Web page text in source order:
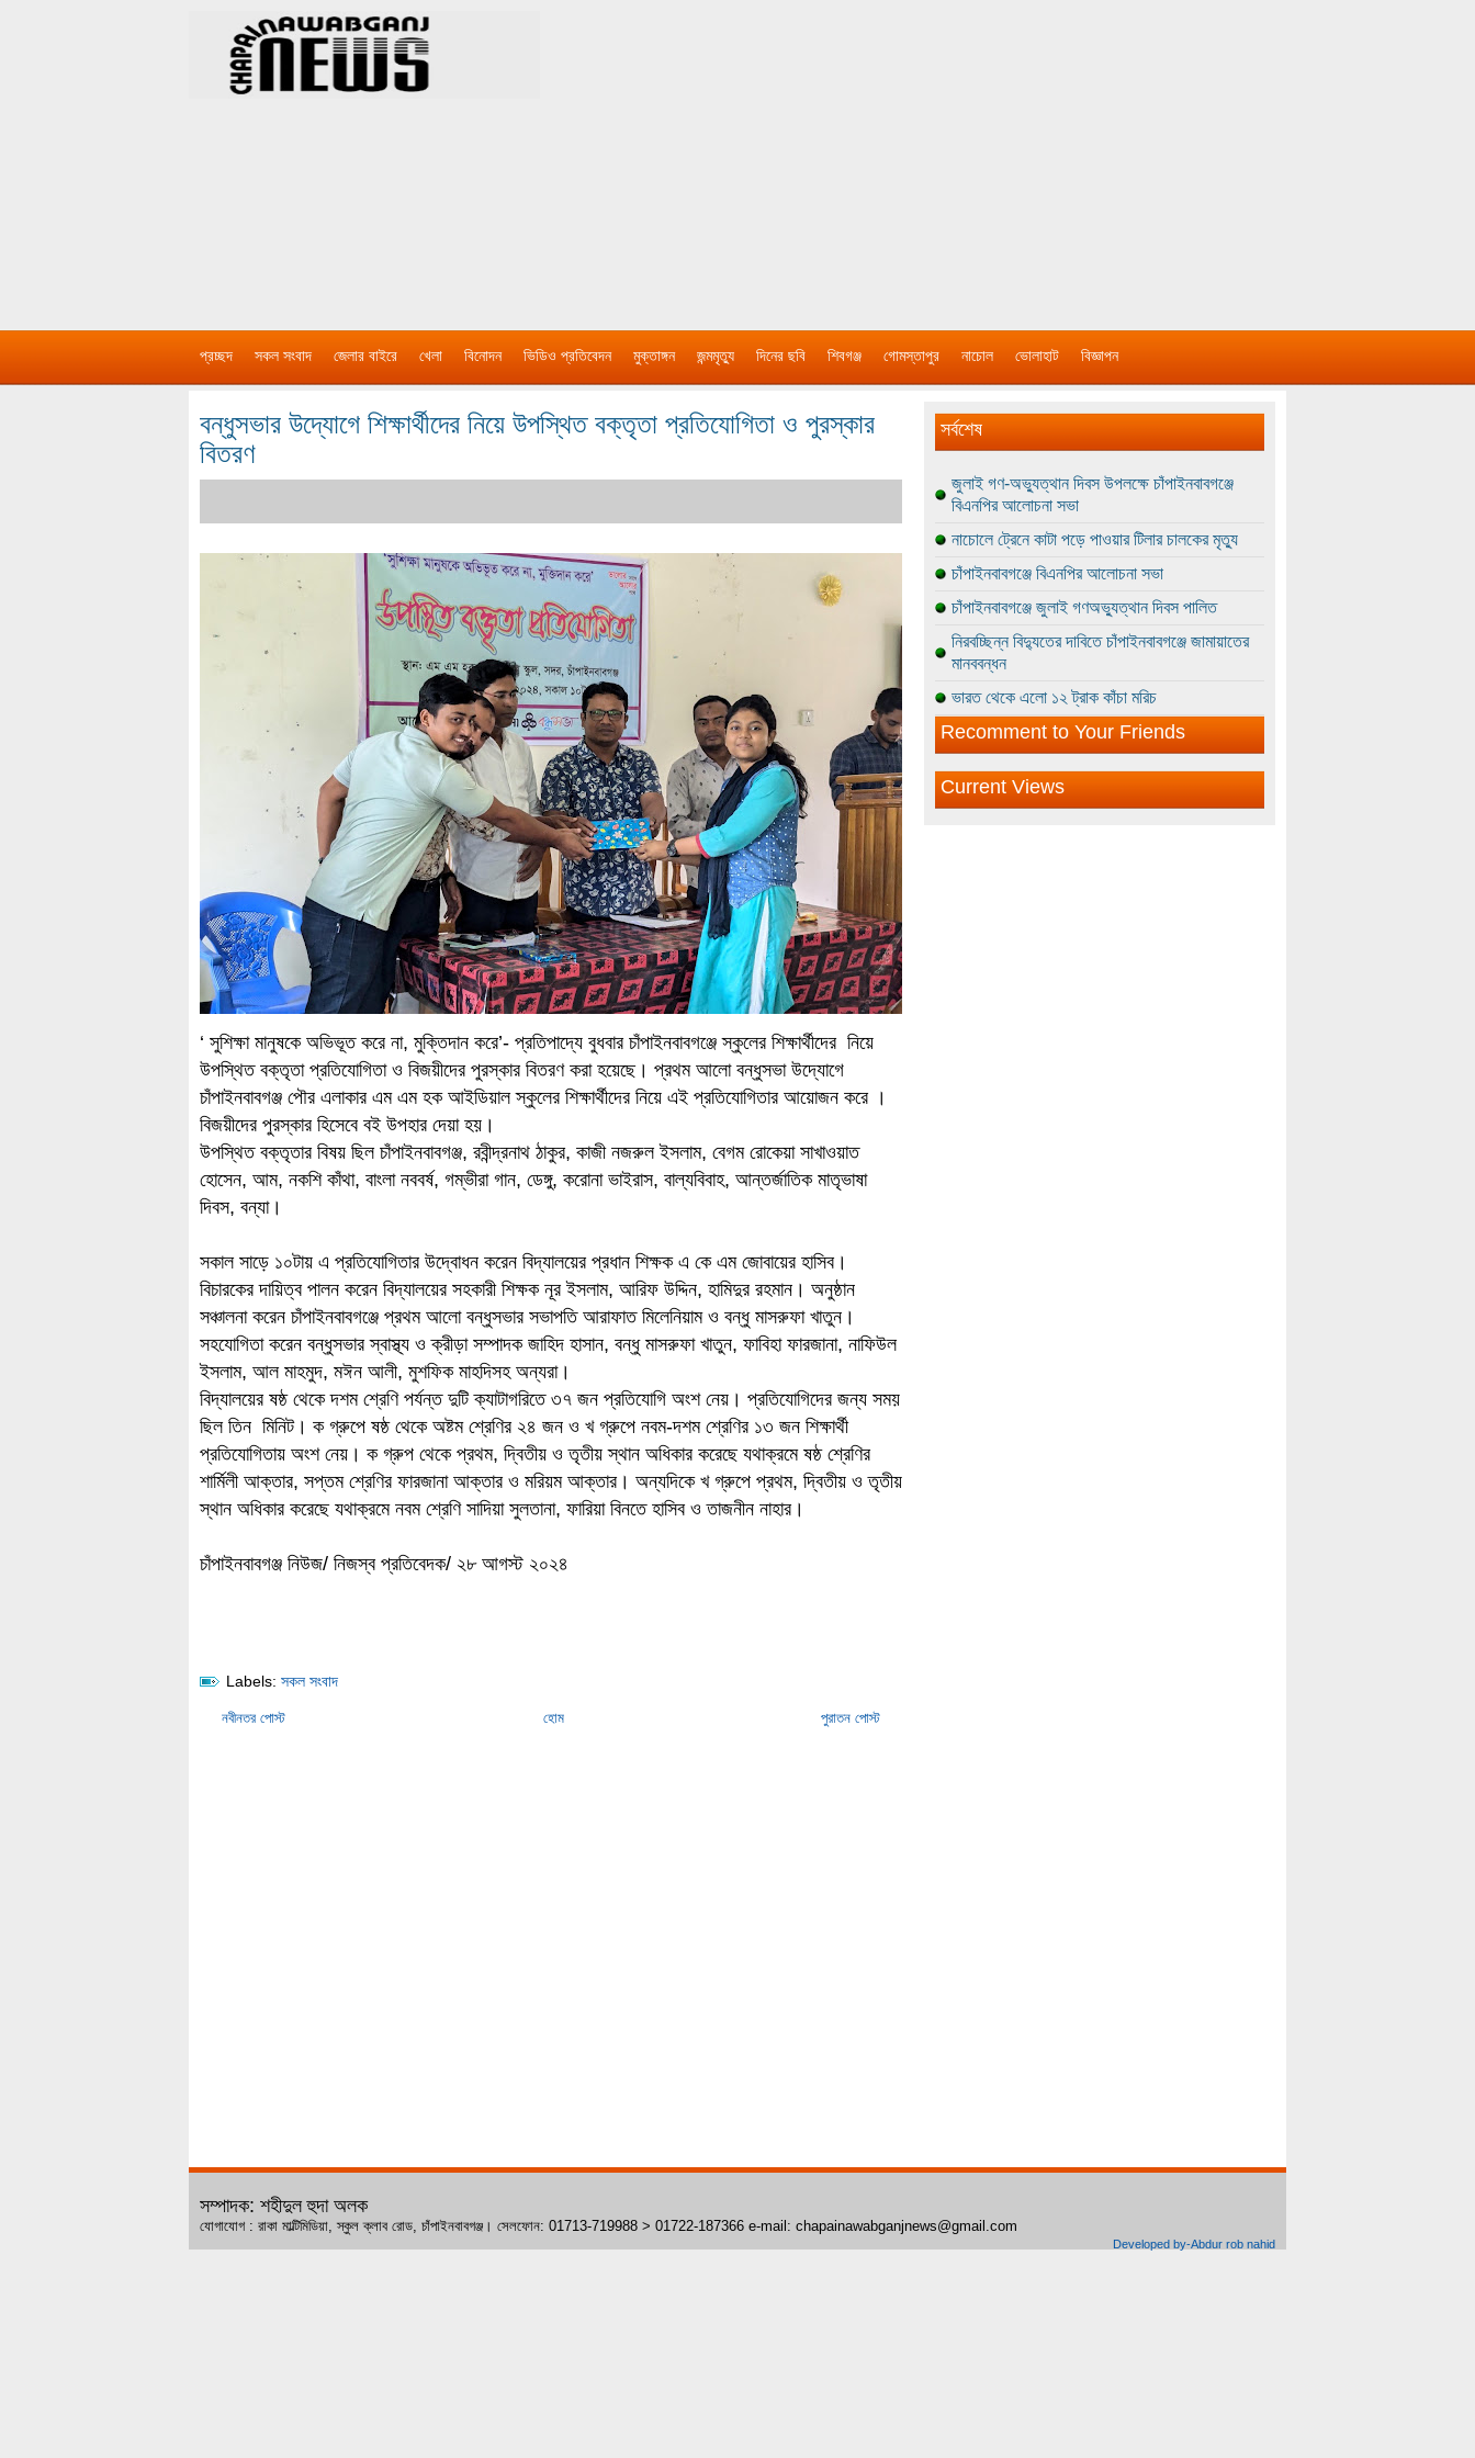
প্রচ্ছদ সকল সংবাদ জেলার বাইরে খেলা বিনোদন ভিডিও প্রতিবেদন মুক্তাঙ্গন জন্মমৃত্যু দিনের ছবি শিবগঞ্জ গোমস্তাপুর নাচোল ভোলাহাট বিজ্ঞাপন
বন্ধুসভার উদ্যোগে শিক্ষার্থীদের নিয়ে উপস্থিত বক্তৃতা প্রতিযোগিতা ও পুরস্কার
বিতরণ
‘ সুশিক্ষা মানুষকে অভিভূত করে না, মুক্তিদান করে’- প্রতিপাদ্যে বুধবার চাঁপাইনবাবগঞ্জে স্কুলের শিক্ষার্থীদের নিয়ে
উপস্থিত বক্তৃতা প্রতিযোগিতা ও বিজয়ীদের পুরস্কার বিতরণ করা হয়েছে। প্রথম আলো বন্ধুসভা উদ্যোগে
চাঁপাইনবাবগঞ্জ পৌর এলাকার এম এম হক আইডিয়াল স্কুলের শিক্ষার্থীদের নিয়ে এই প্রতিযোগিতার আয়োজন করে ।
বিজয়ীদের পুরস্কার হিসেবে বই উপহার দেয়া হয়।
উপস্থিত বক্তৃতার বিষয় ছিল চাঁপাইনবাবগঞ্জ, রবীন্দ্রনাথ ঠাকুর, কাজী নজরুল ইসলাম, বেগম রোকেয়া সাখাওয়াত
হোসেন, আম, নকশি কাঁথা, বাংলা নববর্ষ, গম্ভীরা গান, ডেঙ্গু, করোনা ভাইরাস, বাল্যবিবাহ, আন্তর্জাতিক মাতৃভাষা
দিবস, বন্যা।
সকাল সাড়ে ১০টায় এ প্রতিযোগিতার উদ্বোধন করেন বিদ্যালয়ের প্রধান শিক্ষক এ কে এম জোবায়ের হাসিব।
বিচারকের দায়িত্ব পালন করেন বিদ্যালয়ের সহকারী শিক্ষক নূর ইসলাম, আরিফ উদ্দিন, হামিদুর রহমান। অনুষ্ঠান
সঞ্চালনা করেন চাঁপাইনবাবগঞ্জে প্রথম আলো বন্ধুসভার সভাপতি আরাফাত মিলেনিয়াম ও বন্ধু মাসরুফা খাতুন।
সহযোগিতা করেন বন্ধুসভার স্বাস্থ্য ও ক্রীড়া সম্পাদক জাহিদ হাসান, বন্ধু মাসরুফা খাতুন, ফাবিহা ফারজানা, নাফিউল
ইসলাম, আল মাহমুদ, মঈন আলী, মুশফিক মাহদিসহ অন্যরা।
বিদ্যালয়ের ষষ্ঠ থেকে দশম শ্রেণি পর্যন্ত দুটি ক্যাটাগরিতে ৩৭ জন প্রতিযোগি অংশ নেয়। প্রতিযোগিদের জন্য সময়
ছিল তিন মিনিট। ক গ্রুপে ষষ্ঠ থেকে অষ্টম শ্রেণির ২৪ জন ও খ গ্রুপে নবম-দশম শ্রেণির ১৩ জন শিক্ষার্থী
প্রতিযোগিতায় অংশ নেয়। ক গ্রুপ থেকে প্রথম, দ্বিতীয় ও তৃতীয় স্থান অধিকার করেছে যথাক্রমে ষষ্ঠ শ্রেণির
শার্মিলী আক্তার, সপ্তম শ্রেণির ফারজানা আক্তার ও মরিয়ম আক্তার। অন্যদিকে খ গ্রুপে প্রথম, দ্বিতীয় ও তৃতীয়
স্থান অধিকার করেছে যথাক্রমে নবম শ্রেণি সাদিয়া সুলতানা, ফারিয়া বিনতে হাসিব ও তাজনীন নাহার।
চাঁপাইনবাবগঞ্জ নিউজ/ নিজস্ব প্রতিবেদক/ ২৮ আগস্ট ২০২৪
Labels: সকল সংবাদ
নবীনতর পোস্ট পুরাতন পোস্ট
হোম
সর্বশেষ
জুলাই গণ-অভ্যুত্থান দিবস উপলক্ষে চাঁপাইনবাবগঞ্জে
বিএনপির আলোচনা সভা
নাচোলে ট্রেনে কাটা পড়ে পাওয়ার টিলার চালকের মৃত্যু
চাঁপাইনবাবগঞ্জে বিএনপির আলোচনা সভা
চাঁপাইনবাবগঞ্জে জুলাই গণঅভ্যুত্থান দিবস পালিত
নিরবচ্ছিন্ন বিদ্যুতের দাবিতে চাঁপাইনবাবগঞ্জে জামায়াতের
মানববন্ধন
ভারত থেকে এলো ১২ ট্রাক কাঁচা মরিচ
Recomment to Your Friends
Current Views
সম্পাদক: শহীদুল হুদা অলক
যোগাযোগ : রাকা মাল্টিমিডিয়া, স্কুল ক্লাব রোড, চাঁপাইনবাবগঞ্জ। সেলফোন: 01713-719988 > 01722-187366 e-mail: chapainawabganjnews@gmail.com
Developed by-Abdur rob nahid